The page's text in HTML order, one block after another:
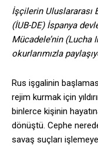
İşçilerin Uluslararası
(İUB-DE) İspanya
Mücadele’nin (Lucha
okurlarımızla
Rus işgalinin
rejim kurmak için
binlerce kişinin
dönüştü. Cephe
savaş suçları